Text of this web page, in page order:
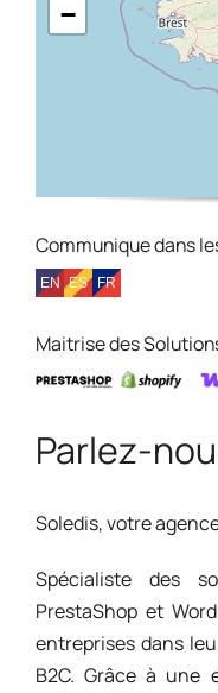
−
Communique dans
Maitrise des
Parlez-
Soledis, votre
Spécialiste des
PrestaShop et
entreprises dans
B2C.​ Grâce à une